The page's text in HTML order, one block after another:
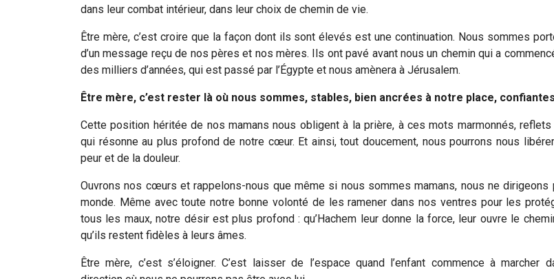
dans leur combat intérieur, dans leur choix de chemin de vie.
Être mère, c’est croire que la façon dont ils sont élevés est une continuation. Nous sommes
d’un message reçu de nos pères et nos mères. Ils ont pavé avant nous un chemin qui a
des milliers d’années, qui est passé par l’Égypte et nous amènera à Jérusalem.
Être mère, c’est rester là où nous sommes, stables, bien ancrées à notre place,
Cette position héritée de nos mamans nous obligent à la prière, à ces mots marmonnés,
qui résonne au plus profond de notre cœur. Et ainsi, tout doucement, nous pourrons nous
peur et de la douleur.
Ouvrons nos cœurs et rappelons-nous que même si nous sommes mamans, nous ne dirigeons
monde. Même avec toute notre bonne volonté de les ramener dans nos ventres pour les
tous les maux, notre désir est plus profond : qu’Hachem leur donne la force, leur ouvre le
qu’ils restent fidèles à leurs âmes.
Être mère, c’est s’éloigner. C’est laisser de l’espace quand l’enfant commence à marcher